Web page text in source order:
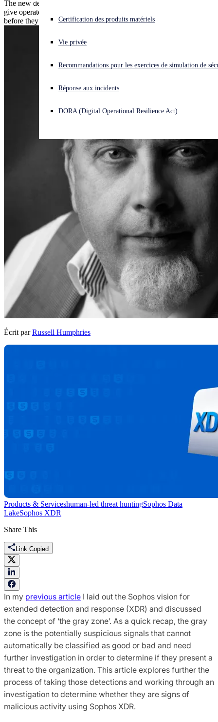
Vous subissez une cyberattaque ? Obtenez une aide immédiate.
Se connecter
Open language switcher
Certification des produits matériels
Vie privée
Recommandations pour les exercices de simulation de
Réponse aux incidents
DORA (Digital Operational Resilience Act)
The new detection and investigation capabilities in Sophos XDR
give operators the deep insights they need to neutralize threats
before they become an issue.
Écrit par Russell Humphries
Products & Serviceshuman-led threat huntingSophos Data
LakeSophos XDR
Share This
Link Copied
In my previous article I laid out the Sophos vision for
extended detection and response (XDR) and discussed
the concept of ‘the gray zone’. As a quick recap, the gray
zone is the potentially suspicious signals that cannot
automatically be classified as good or bad and need
further investigation in order to determine if they present a
threat to the organization. This article explores further the
process of taking those detections and working through an
investigation to determine whether they are signs of
malicious activity using Sophos XDR.